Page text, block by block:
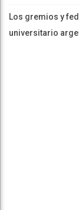
Los gremios y
universitario